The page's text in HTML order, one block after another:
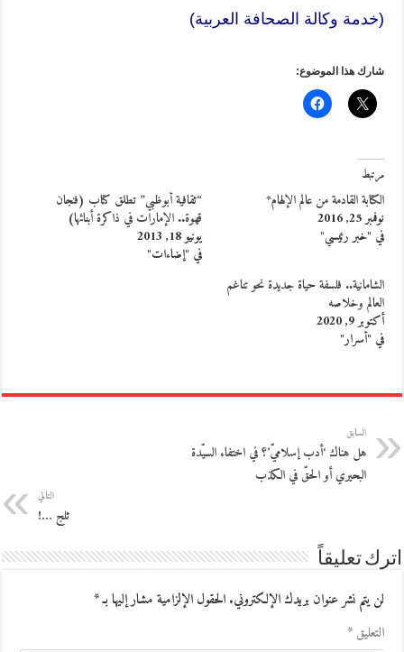
(خدمة وكالة الصحافة العربية)
شارك هذا الموضوع:
مرتبط
الكتابة القادمة من عالم الإلهام*
نوفمبر 25, 2016
في "خبر رئيسي"
“ثقافية أبوظبي” تطلق كتاب (فنجان
قهوة.. الإمارات في ذاكرة أبنائها)
يونيو 18, 2013
في "إضاءات"
الشامانية.. فلسفة حياة جديدة نحو تناغم
العالم وخلاصه
أكتوبر 9, 2020
في "أسرار"
السابق
هل هناك ‘أدب إسلاميّ’؟ في اختفاء السيّدة
البحيري أو الحقّ في الكذب
التالي
ثلج …!
اترك تعليقاً
لن يتم نشر عنوان بريدك الإلكتروني.الحقول الإلزامية مشار إليها بـ*
التعليق*